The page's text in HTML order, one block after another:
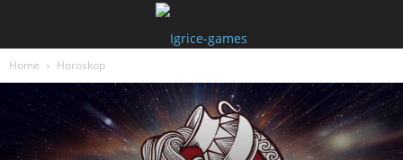
Home Horoskop